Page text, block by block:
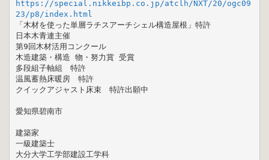
https://special.nikkeibp.co.jp/atclh/NXT/20/ogc09
23/p8/index.html
「木材を使った単層ラチスアーチシェル構造屋根」特許
日本木青連主催
第9回木材活用コンクール
木造建築・構造 物・努力賞 受賞
多段組子軸組　特許
温風蓄熱床暖房　特許
クイックアジャスト床束　特許出願中
愛知県碧南市
建築家
一級建築士
大分大学工学部建設工学科